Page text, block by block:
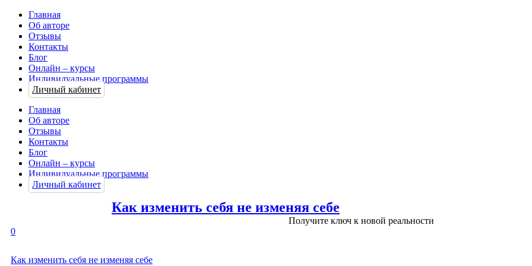
Главная
Об авторе
Отзывы
Контакты
Блог
Онлайн – курсы
Индивидуальные программы
Личный кабинет
Главная
Об авторе
Отзывы
Контакты
Блог
Онлайн – курсы
Индивидуальные программы
Личный кабинет
Как изменить себя не изменяя себе
Получите ключ к новой реальности
0
Как изменить себя не изменяя себе